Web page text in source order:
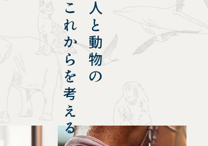
人と動物の
これからを考える